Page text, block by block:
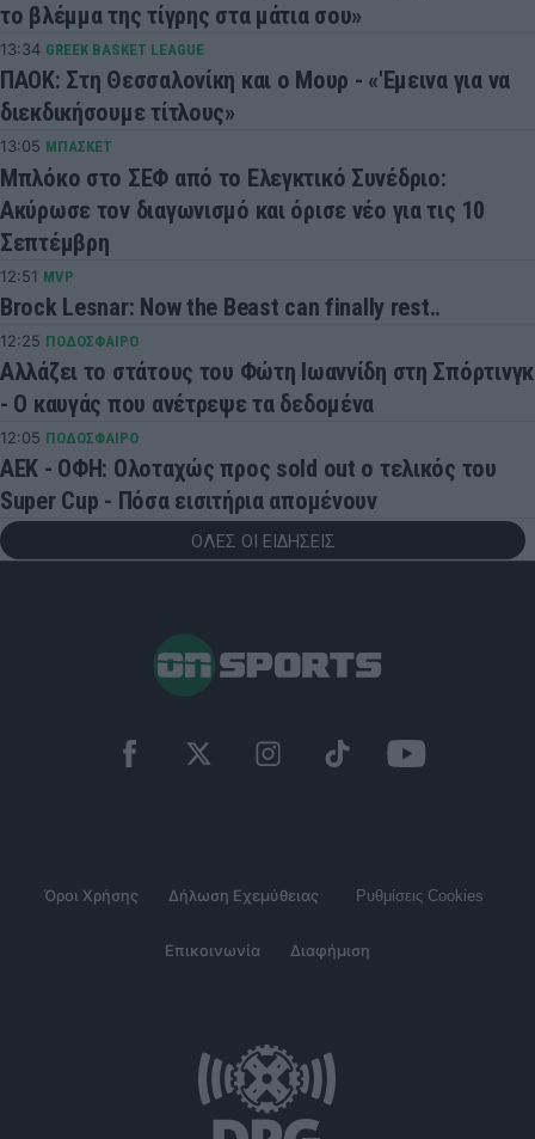
το βλέμμα της τίγρης στα μάτια σου»
13:34 GREEK BASKET LEAGUE
ΠΑΟΚ: Στη Θεσσαλονίκη και ο Μουρ - «'Εμεινα για να
διεκδικήσουμε τίτλους»
13:05 ΜΠΑΣΚΕΤ
Μπλόκο στο ΣΕΦ από το Ελεγκτικό Συνέδριο:
Ακύρωσε τον διαγωνισμό και όρισε νέο για τις 10
Σεπτέμβρη
12:51 MVP
Brock Lesnar: Now the Beast can finally rest..
12:25 ΠΟΔΟΣΦΑΙΡΟ
Αλλάζει το στάτους του Φώτη Ιωαννίδη στη Σπόρτινγκ
- Ο καυγάς που ανέτρεψε τα δεδομένα
12:05 ΠΟΔΟΣΦΑΙΡΟ
ΑΕΚ - ΟΦΗ: Ολοταχώς προς sold out ο τελικός του
Super Cup - Πόσα εισιτήρια απομένουν
ΟΛΕΣ ΟΙ ΕΙΔΗΣΕΙΣ
Όροι Χρήσης Δήλωση Εχεμύθειας Ρυθμίσεις Cookies
Επικοινωνία Διαφήμιση